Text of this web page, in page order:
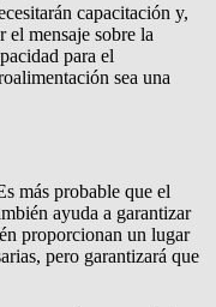
capacitación y,
el mensaje sobre la
para el
sea una
más probable que el
ayuda a garantizar
proporcionan un lugar
pero garantizará que